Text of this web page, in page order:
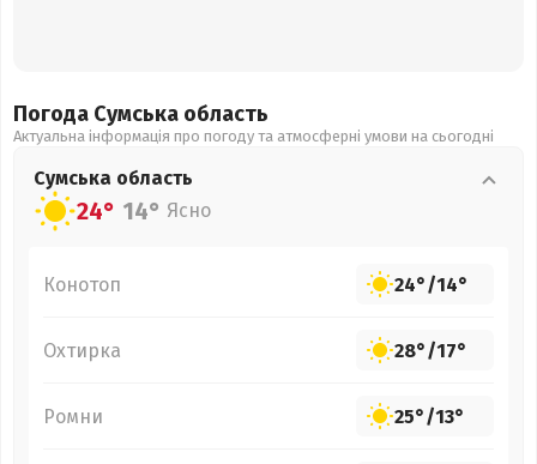
Погода Сумська область
Актуальна інформація про погоду та атмосферні умови на сьогодні
Сумська область
24° 14° Ясно
Конотоп 24°/14°
Охтирка 28°/17°
Ромни 25°/13°